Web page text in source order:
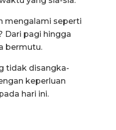
mengalami seperti
Dari pagi hingga
bermutu.
tidak disangka-
keperluan
hari ini.